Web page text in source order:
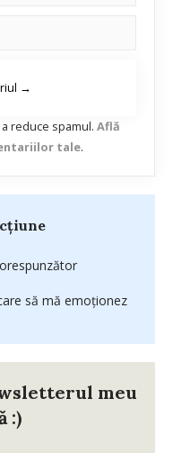
reduce spamul. Află
tale.
să mă emoţionez
meu
:)